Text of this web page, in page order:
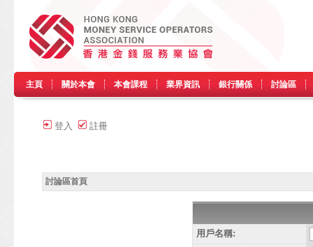
主頁 關於本會 本會課程 業界資訊 銀行關係 討論區
登入 註冊
討論區首頁
用戶名稱: